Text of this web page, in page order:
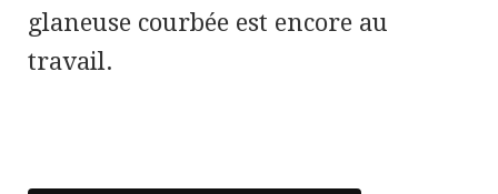
glaneuse courbée est encore au
travail.